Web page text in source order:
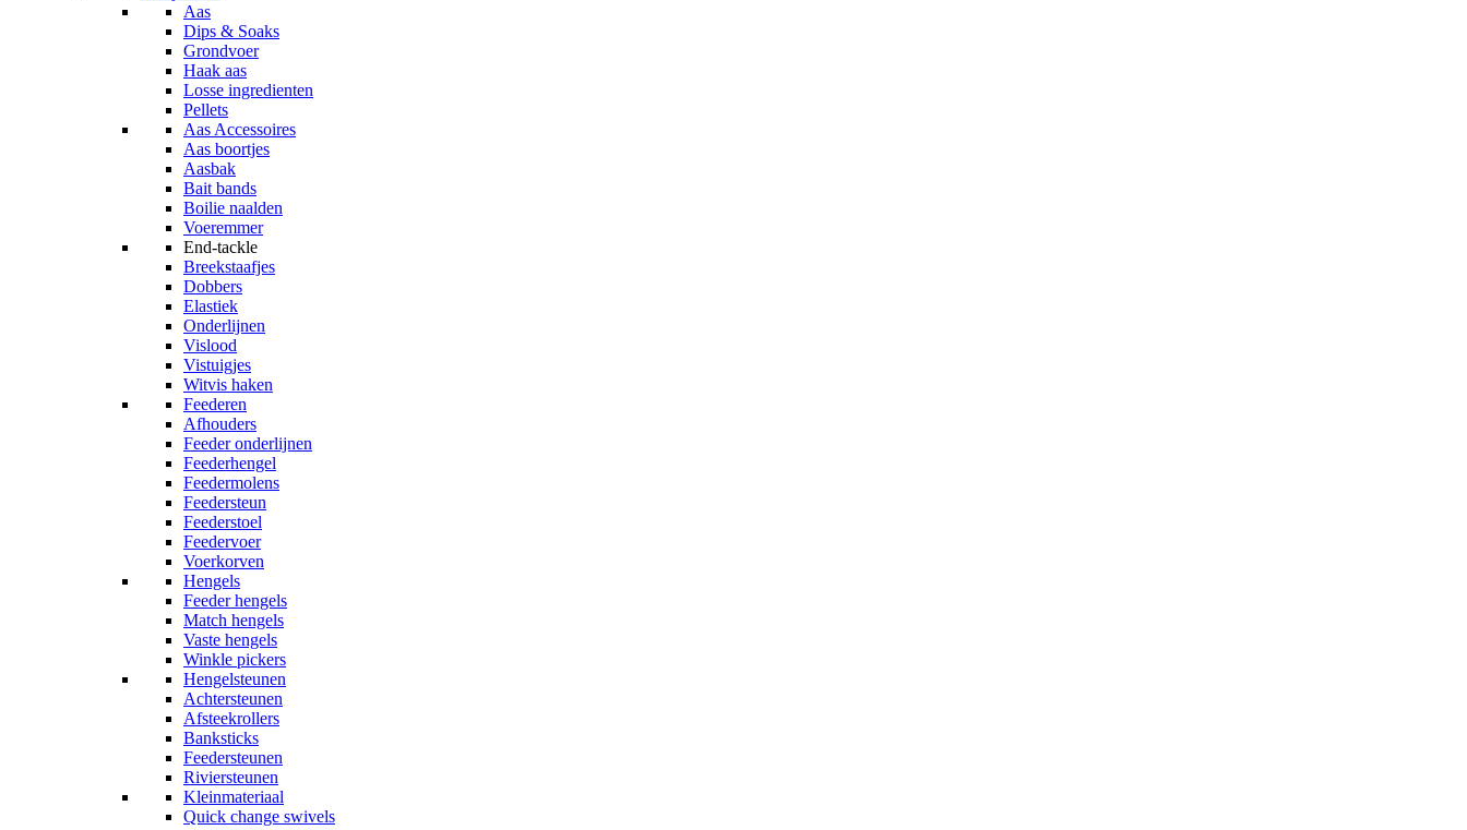
Aas
Dips & Soaks
Grondvoer
Haak aas
Losse ingredienten
Pellets
Aas Accessoires
Aas boortjes
Aasbak
Bait bands
Boilie naalden
Voeremmer
End-tackle
Breekstaafjes
Dobbers
Elastiek
Onderlijnen
Vislood
Vistuigjes
Witvis haken
Feederen
Afhouders
Feeder onderlijnen
Feederhengel
Feedermolens
Feedersteun
Feederstoel
Feedervoer
Voerkorven
Hengels
Feeder hengels
Match hengels
Vaste hengels
Winkle pickers
Hengelsteunen
Achtersteunen
Afsteekrollers
Banksticks
Feedersteunen
Riviersteunen
Kleinmateriaal
Quick change swivels